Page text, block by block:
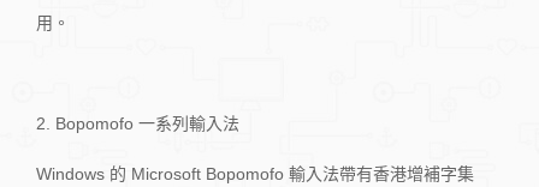
用。
2. Bopomofo 一系列輸入法
Windows 的 Microsoft Bopomofo 輸入法帶有香港增補字集